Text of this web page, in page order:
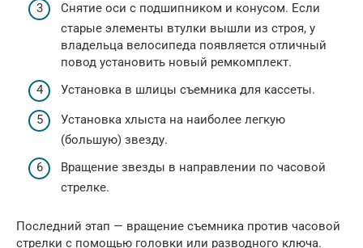
Снятие оси с подшипником и конусом. Если
старые элементы втулки вышли из строя, у
владельца велосипеда появляется отличный
повод установить новый ремкомплект.
Установка в шлицы съемника для кассеты.
Установка хлыста на наиболее легкую
(большую) звезду.
Вращение звезды в направлении по часовой
стрелке.
Последний этап — вращение съемника против часовой
стрелки с помощью головки или разводного ключа.